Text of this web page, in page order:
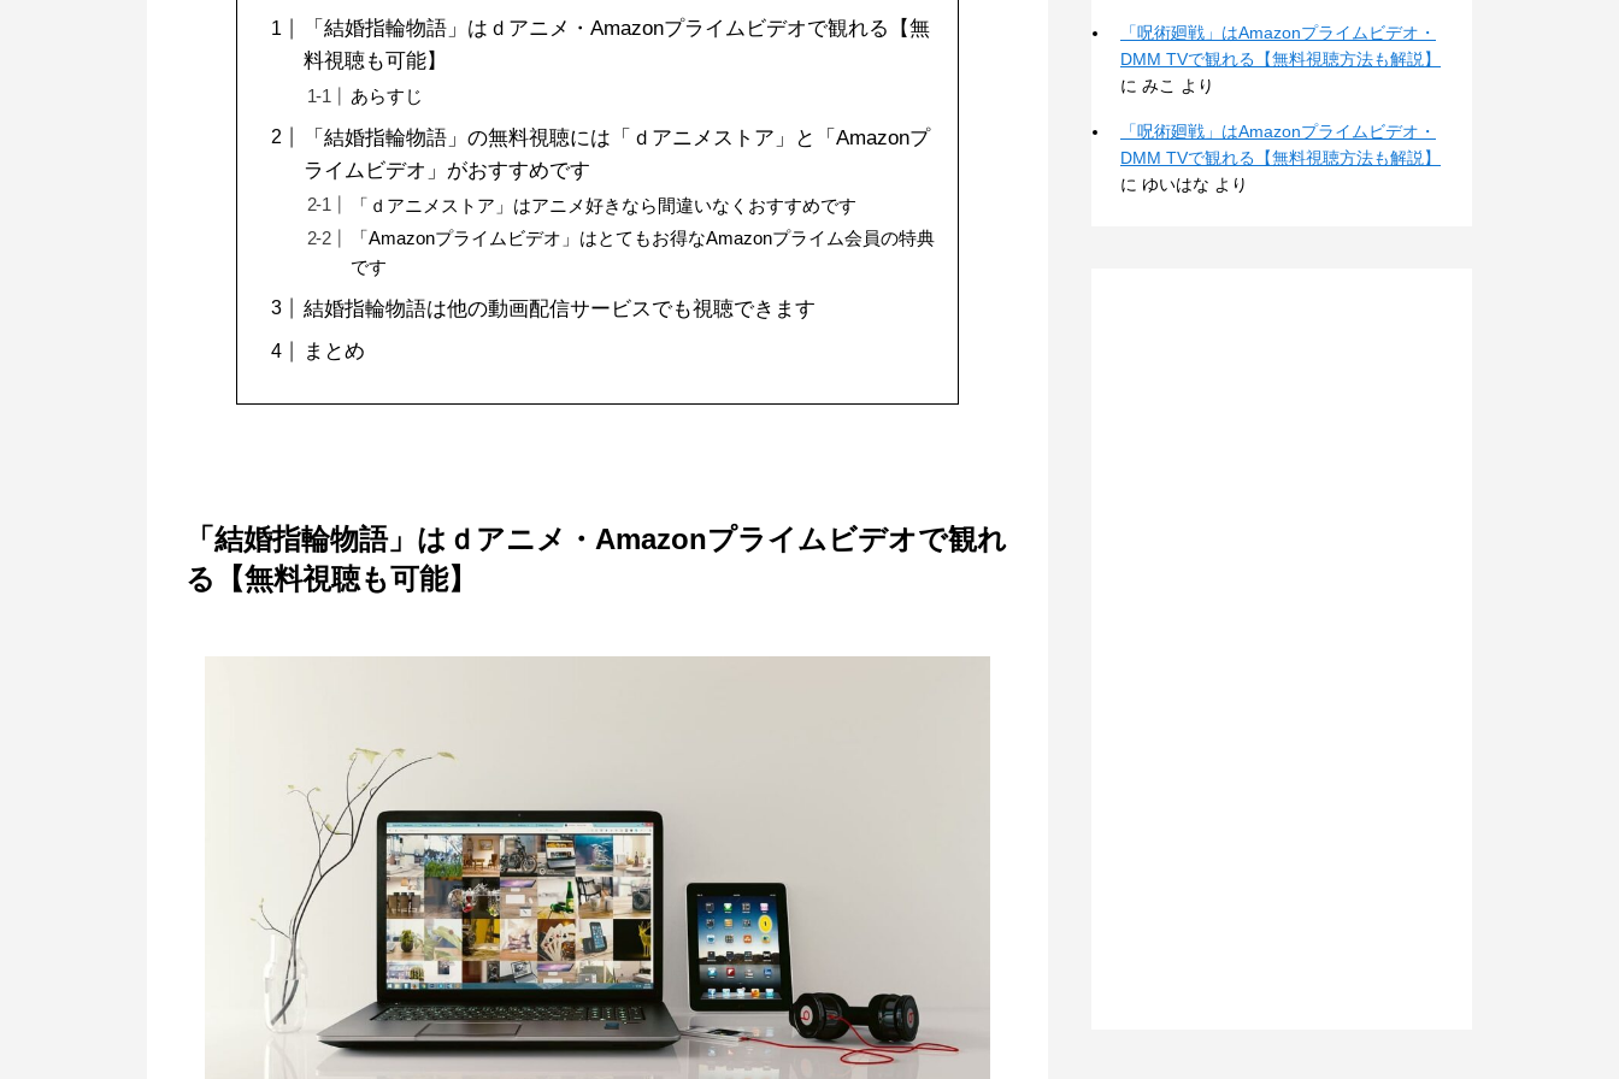
「結婚指輪物語」はｄアニメ・Amazonプライムビデオで観れる【無
料視聴も可能】
あらすじ
「結婚指輪物語」の無料視聴には「ｄアニメストア」と「Amazonプ
ライムビデオ」がおすすめです
「ｄアニメストア」はアニメ好きなら間違いなくおすすめです
「Amazonプライムビデオ」はとてもお得なAmazonプライム会員の特典
です
結婚指輪物語は他の動画配信サービスでも視聴できます
まとめ
「結婚指輪物語」はｄアニメ・Amazonプライムビデオで観れ
る【無料視聴も可能】
「呪術廻戦」はAmazonプライムビデオ・
DMM TVで観れる【無料視聴方法も解説】
に みこ より
「呪術廻戦」はAmazonプライムビデオ・
DMM TVで観れる【無料視聴方法も解説】
に ゆいはな より